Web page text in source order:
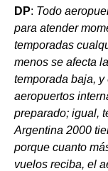
DP: Todo
para atender
temporadas
menos se afecta
temporada baja,
aeropuertos
preparado; igual,
Argentina 2000
porque cuanto
vuelos reciba, el